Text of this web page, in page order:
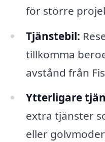
för större
Tjänstebil:
tillkomma
avstånd från
Ytterligare
extra tjänster
eller